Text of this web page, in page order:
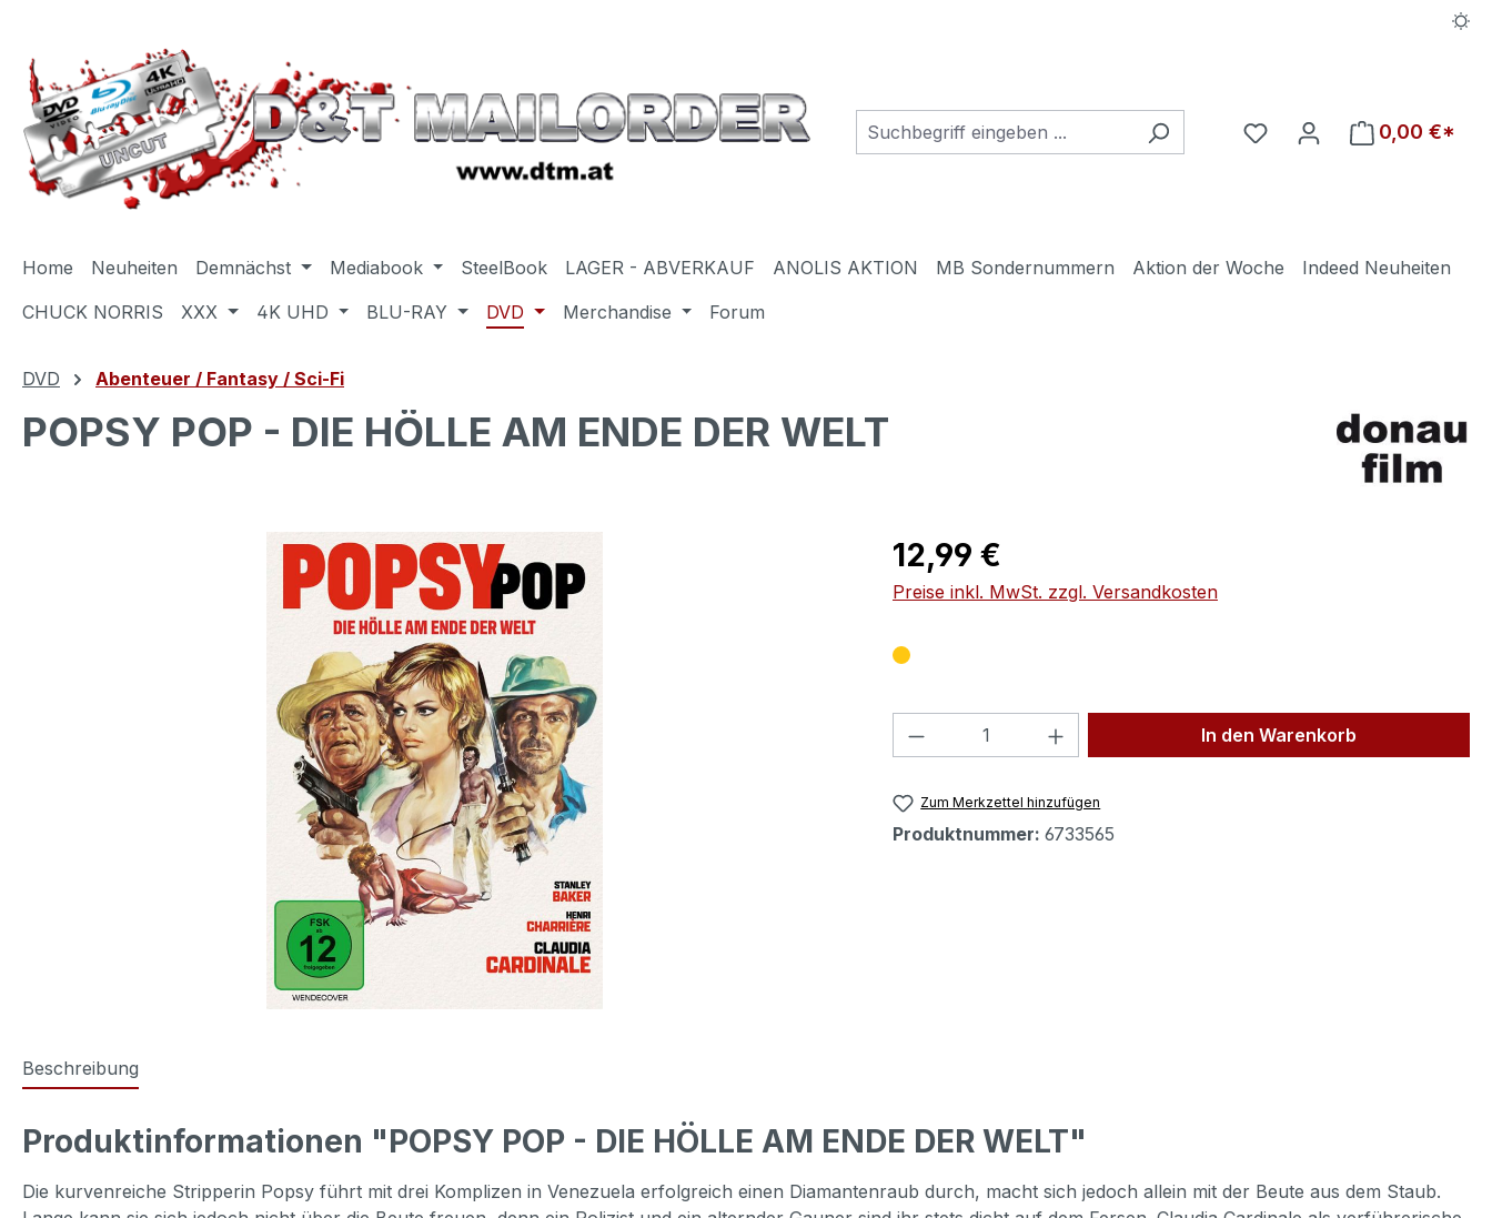
Du hast 0 Produkte auf
0,00 €*
Home Neuheiten Demnächst Mediabook SteelBook LAGER - ABVERKAUF ANOLIS AKTION MB Sondernummern Aktion der Woche
Indeed Neuheiten
CHUCK NORRIS
XXX 4K UHD BLU-RAY DVD Merchandise Forum
DVD Abenteuer / Fantasy / Sci-Fi
POPSY POP - DIE HÖLLE AM ENDE DER WELT
Regulärer Preis:
12,99 €
Preise inkl. MwSt. zzgl. Versandkosten
Produkt Anzahl: Gib den gewünschten Wert
In den Warenkorb
Zum Merkzettel hinzufügen
Produktnummer: 6733565
Beschreibung
Produktinformationen "POPSY POP - DIE HÖLLE AM ENDE DER WELT"
Die kurvenreiche Stripperin Popsy führt mit drei Komplizen in Venezuela erfolgreich einen Diamantenraub durch, macht sich jedoch allein mit der Beute aus dem Staub.